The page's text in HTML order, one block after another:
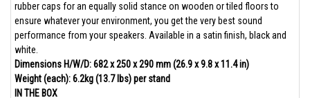
rubber caps for an equally solid stance on wooden or tiled floors to
ensure whatever your environment, you get the very best sound
performance from your speakers. Available in a satin finish, black and
white.
Dimensions H/W/D: 682 x 250 x 290 mm (26.9 x 9.8 x 11.4 in)
Weight (each): 6.2kg (13.7 lbs) per stand
IN THE BOX